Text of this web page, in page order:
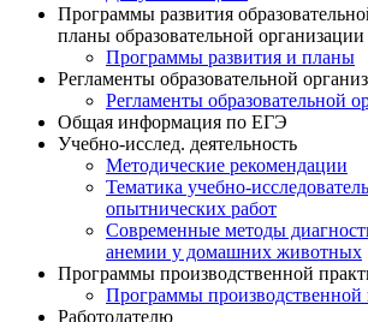
Программы развития
планы образовательной организации
Программы развития и планы
Регламенты образовательной
Регламенты образовательной
Общая информация по ЕГЭ
Учебно-исслед. деятельность
Методические рекомендации
Тематика учебно-
опытнических работ
Современные методы
анемии у домашних животных
Программы производственной
Программы производственной
Работодателю